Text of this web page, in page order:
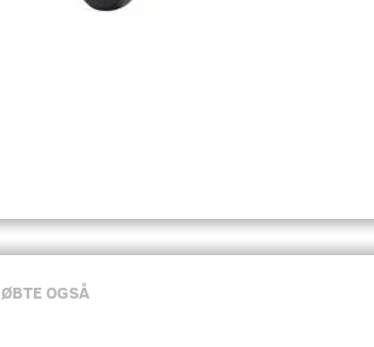
OGSÅ